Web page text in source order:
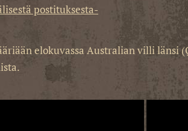
postituksesta-
elokuvassa Australian villi länsi